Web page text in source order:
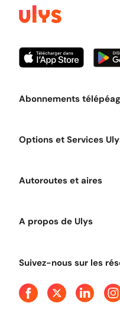
Abonnements
Options et Services
Autoroutes et aires
A propos de Ulys
Presse
Suivez-nous sur les